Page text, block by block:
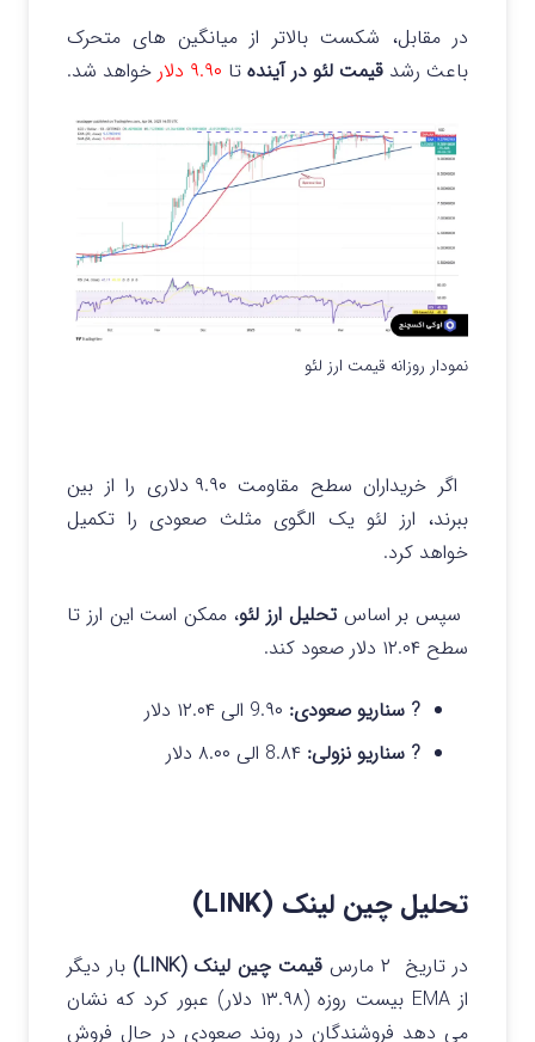
در مقابل، شکست بالاتر از میانگین های متحرک
باعث رشد قیمت لئو در آینده تا ۹.۹۰ دلار خواهد شد.
نمودار روزانه قیمت ارز لئو
اگر خریداران سطح مقاومت ۹.۹۰ دلاری را از بین
ببرند، ارز لئو یک الگوی مثلث صعودی را تکمیل
خواهد کرد.
سپس بر اساستحلیل ارز لئو، ممکن است این ارز تا
سطح ۱۲.۰۴ دلار صعود کند.
? سناریو صعودی:
? سناریو نزولی:
تحلیل چین لینک (LINK)
در تاریخ ۲ مارس قیمت چین لینک (LINK)
بار دیگر
از EMA بیست روزه (۱۳.۹۸ دلار) عبور کرد که نشان
می دهد فروشندگان در روند صعودی در حال فروش